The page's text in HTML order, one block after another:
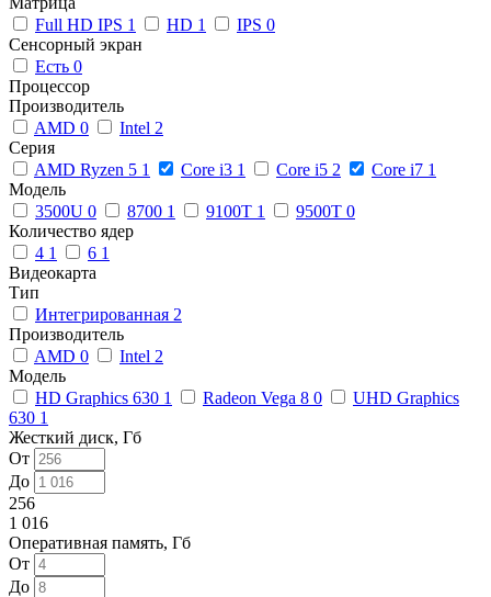
Full HD IPS 1 HD 1 IPS 0
Сенсорный экран
Есть 0
Процессор
Производитель
AMD 0 Intel 2
Серия
AMD Ryzen 5 1 Core i3 1 Core i5 2 Core i7 1
Модель
3500U 0 8700 1 9100T 1 9500T 0
Количество ядер
4 1 6 1
Видеокарта
Тип
Интегрированная 2
Производитель
AMD 0 Intel 2
Модель
HD Graphics 630 1 Radeon Vega 8 0
UHD Graphics
630 1
Жесткий диск, Гб
От
До
256
1 016
Оперативная память, Гб
От
До